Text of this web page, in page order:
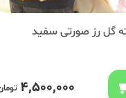
گل رز صورتی سفید
4,500,000